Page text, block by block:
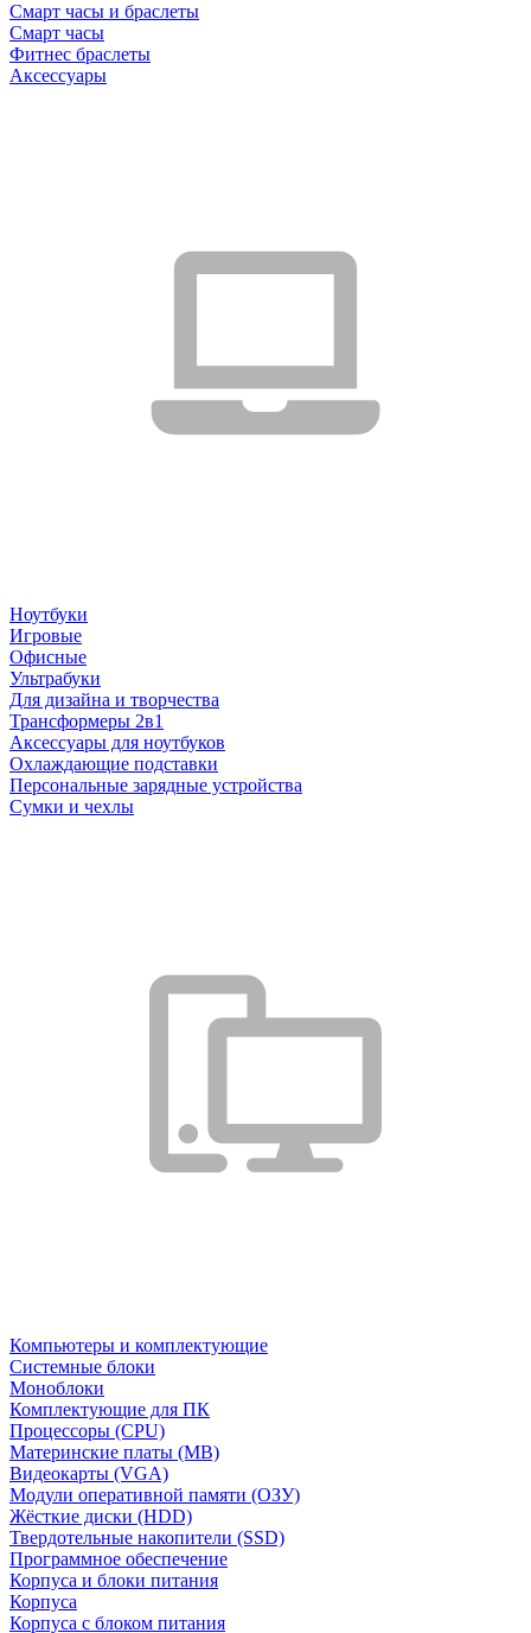
Смарт часы и браслеты
Смарт часы
Фитнес браслеты
Аксессуары
Ноутбуки
Игровые
Офисные
Ультрабуки
Для дизайна и творчества
Трансформеры 2в1
Аксессуары для ноутбуков
Охлаждающие подставки
Персональные зарядные устройства
Сумки и чехлы
Компьютеры и комплектующие
Системные блоки
Моноблоки
Комплектующие для ПК
Процессоры (CPU)
Материнские платы (MB)
Видеокарты (VGA)
Модули оперативной памяти (ОЗУ)
Жёсткие диски (HDD)
Твердотельные накопители (SSD)
Программное обеспечение
Корпуса и блоки питания
Корпуса
Корпуса с блоком питания